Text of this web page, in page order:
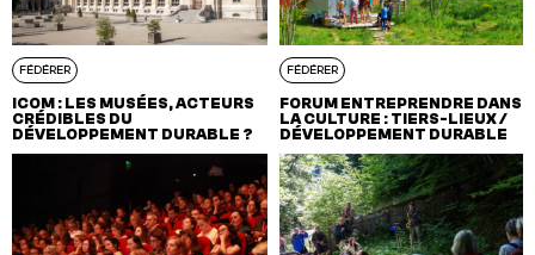
FÉDÉRER
ICOM : LES MUSÉES, ACTEURS
CRÉDIBLES DU
DÉVELOPPEMENT DURABLE ?
FÉDÉRER
FORUM ENTREPRENDRE DANS
LA CULTURE : TIERS-LIEUX /
DÉVELOPPEMENT DURABLE